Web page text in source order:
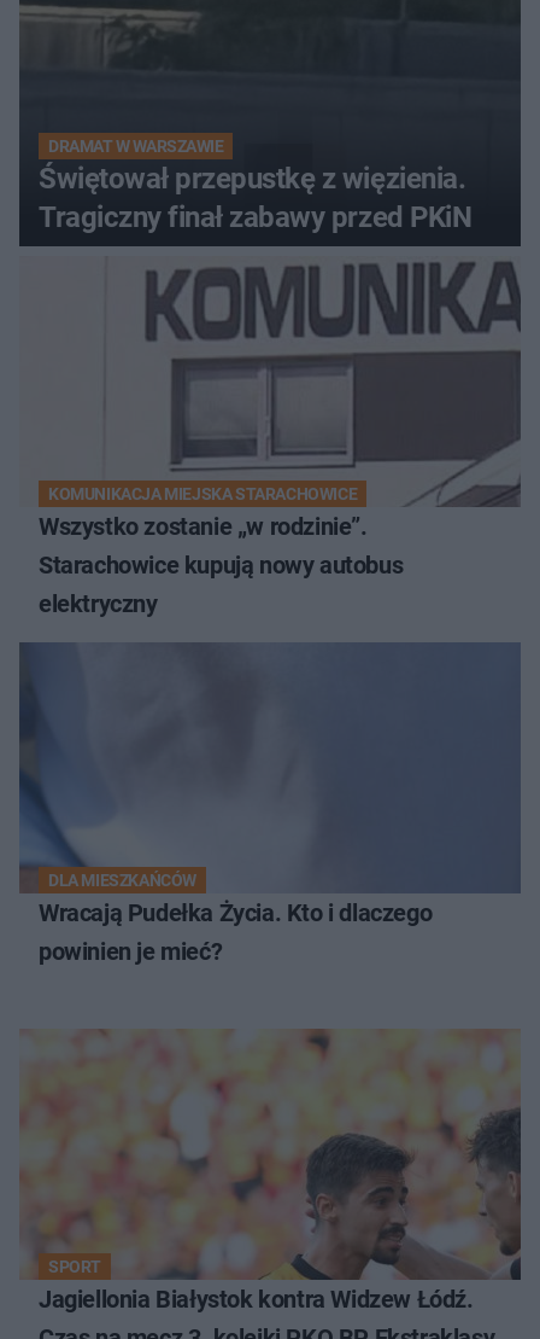
DRAMAT W WARSZAWIE
Świętował przepustkę z więzienia.
Tragiczny finał zabawy przed PKiN
KOMUNIKACJA MIEJSKA STARACHOWICE
Wszystko zostanie „w rodzinie”.
Starachowice kupują nowy autobus
elektryczny
DLA MIESZKAŃCÓW
Wracają Pudełka Życia. Kto i dlaczego
powinien je mieć?
SPORT
Jagiellonia Białystok kontra Widzew Łódź.